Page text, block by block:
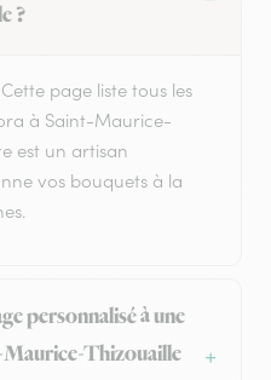
?
page liste tous les
à Saint-Maurice-
est un artisan
vos bouquets à la
personnalisé à une
Maurice-Thizouaille